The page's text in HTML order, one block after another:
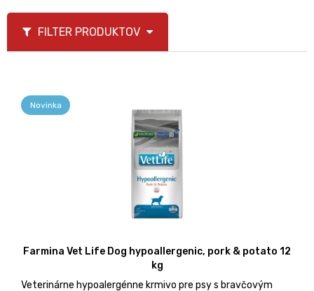
FILTER PRODUKTOV
Novinka
Farmina Vet Life Dog hypoallergenic, pork & potato 12
kg
Veterinárne hypoalergénne krmivo pre psy s bravčovým